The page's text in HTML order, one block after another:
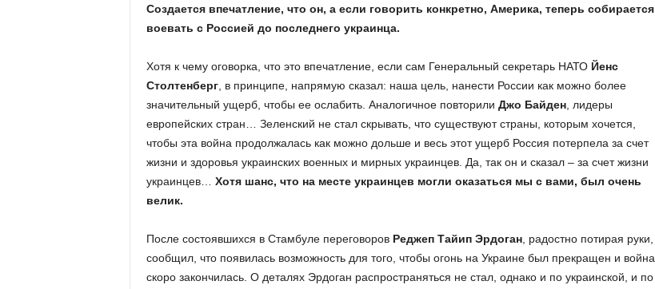
Создается впечатление, что он, а если говорить конкретно, Америка, теперь собирается
воевать с Россией до последнего украинца.
Хотя к чему оговорка, что это впечатление, если сам Генеральный секретарь НАТО Йенс
Столтенберг, в принципе, напрямую сказал: наша цель, нанести России как можно более
значительный ущерб, чтобы ее ослабить. Аналогичное повторили Джо Байден, лидеры
европейских стран… Зеленский не стал скрывать, что существуют страны, которым хочется,
чтобы эта война продолжалась как можно дольше и весь этот ущерб Россия потерпела за счет
жизни и здоровья украинских военных и мирных украинцев. Да, так он и сказал – за счет жизни
украинцев… Хотя шанс, что на месте украинцев могли оказаться мы с вами, был очень
велик.
После состоявшихся в Стамбуле переговоров Реджеп Тайип Эрдоган, радостно потирая руки,
сообщил, что появилась возможность для того, чтобы огонь на Украине был прекращен и война
скоро закончилась. О деталях Эрдоган распространяться не стал, однако и по украинской, и по